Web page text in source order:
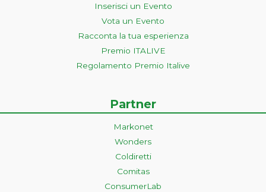
Inserisci un Evento
Vota un Evento
Racconta la tua esperienza
Premio ITALIVE
Regolamento Premio Italive
Partner
Markonet
Wonders
Coldiretti
Comitas
ConsumerLab